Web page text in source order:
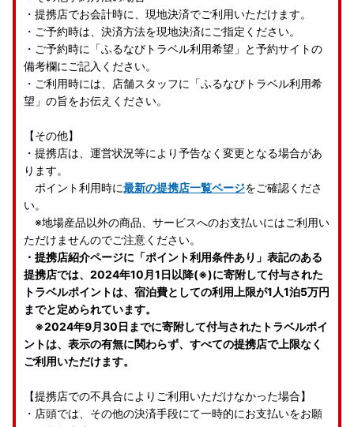
・提携店でお会計時に、現地決済でご利用いただけます。
・ご予約時は、決済方法を現地決済にご指定ください。
・ご予約時に「ふるなびトラベル利用希望」と予約サイトの
備考欄にご記入ください。
・ご利用時には、店舗スタッフに「ふるなびトラベル利用希
望」の旨をお伝えください。
【その他】
・提携店は、運営状況等により予告なく変更となる場合があ
ります。
ポイント利用時に最新の提携店一覧ページをご確認くださ
い。
※地場産品以外の商品、サービスへのお支払いにはご利用い
ただけませんのでご注意ください。
・提携店紹介ページに「ポイント利用条件あり」表記のある
提携店では、2024年10月1日以降(※)に寄附して付与された
トラベルポイントは、宿泊費としての利用上限が1人1泊5万円
までと定められています。
※2024年9月30日までに寄附して付与されたトラベルポイ
ントは、表示の有無に関わらず、すべての提携店で上限なく
ご利用いただけます。
【提携店での不具合によりご利用いただけなかった場合】
・店頭では、その他の決済手段にて一時的にお支払いをお願